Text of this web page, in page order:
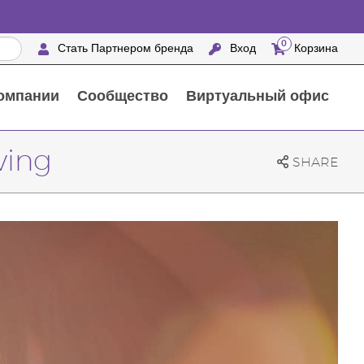
Стать Партнером бренда Вход 0 Корзина
Сообщество Виртуальный офис
SHARE